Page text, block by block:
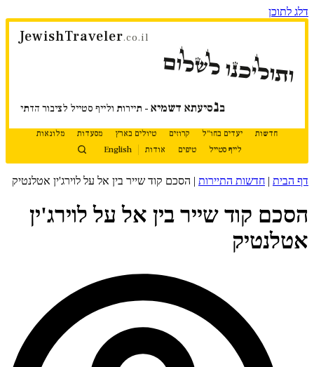
דלג לתוכן
JewishTraveler.co.il
ותוליכנו לשלום
בנסיעתא דשמיא - תיירות ולייף סטייל לציבור הדתי
חדשות יעדים בחו"ל קרוזים טיולים בארץ מסעדות
מלונאות
לייף סטייל
טיפים אודות English
דף הבית | חדשות התיירות | הסכם קוד שייר בין אל על לוירג'ין אטלנטיק
הסכם קוד שייר בין אל על לוירג'ין
אטלנטיק